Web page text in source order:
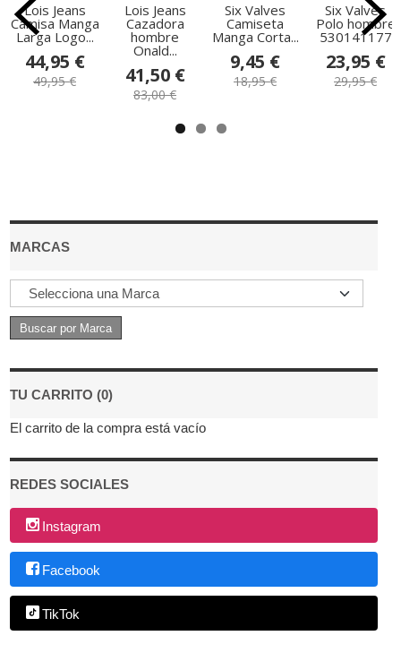
MARCAS
TU CARRITO (0)
El carrito de la compra está vacío
REDES SOCIALES
Instagram
Facebook
TikTok
Lois Jeans
Camisa Manga
Larga Logo...
44,95 €
49,95 €
Lois Jeans
Cazadora
hombre
Onald...
41,50 €
83,00 €
Six Valves
Camiseta
Manga Corta...
9,45 €
18,95 €
Six Valves
Polo hombre
530141177
23,95 €
29,95 €